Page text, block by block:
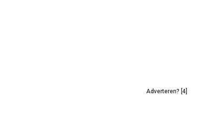
Adverteren? [4]